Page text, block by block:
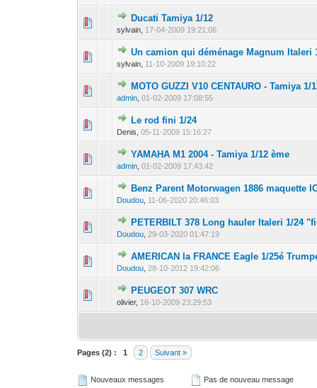
Ducati Tamiya 1/12
sylvain, 17-04-2009 19:21:06
Un camion qui déménage Magnum Italeri
sylvain, 11-10-2009 19:10:22
0 Votes - 0 sur 51 2
MOTO GUZZI V10 CENTAURO - Tamiya 1/
admin ,01-02-2009 17:08:55
0 Votes - 0 sur 512
Le rod fini 1/24
Denis,05-11-2009 15:16:27
YAMAHA M1 2004 - Tamiya 1/12 ème
admin ,01-02-2009 17:43:42
0 Votes - 0 sur 5
Benz Parent Motorwagen 1886 maquette
Doudou 11-06-2020 20:46:03
0 Votes - 0 sur 512
PETERBILT 378 Long hauler Italeri 1/24
Doudou 29-03-2020 01:47:19
0 Votes - 0 sur 5 12
AMERICAN la FRANCE Eagle 1/25é
Doudou ,28-10-2012 19:42:06
0 Votes - 0 sur 512
PEUGEOT 307 WRC
olivier, 16-10-2009 23:29:53
Pages (2) : 1 2 Suivant »
Nouveaux messages Pas de nouveau message